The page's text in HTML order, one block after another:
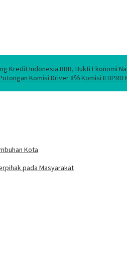
Kredit Indonesia BBB, Bukti Ekonomi
Komisi Driver 8℅Komisi II
Kota
pada Masyarakat